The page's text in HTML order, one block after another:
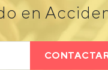
en